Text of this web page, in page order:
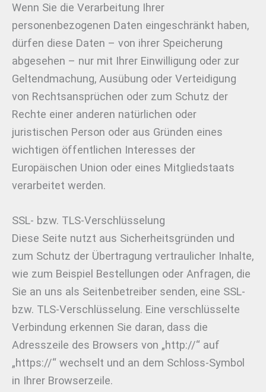
Wenn Sie die Verarbeitung Ihrer
personenbezogenen Daten eingeschränkt haben,
dürfen diese Daten – von ihrer Speicherung
abgesehen – nur mit Ihrer Einwilligung oder zur
Geltendmachung, Ausübung oder Verteidigung
von Rechtsansprüchen oder zum Schutz der
Rechte einer anderen natürlichen oder
juristischen Person oder aus Gründen eines
wichtigen öffentlichen Interesses der
Europäischen Union oder eines Mitgliedstaats
verarbeitet werden.
SSL- bzw. TLS-Verschlüsselung
Diese Seite nutzt aus Sicherheitsgründen und
zum Schutz der Übertragung vertraulicher Inhalte,
wie zum Beispiel Bestellungen oder Anfragen, die
Sie an uns als Seitenbetreiber senden, eine SSL-
bzw. TLS-Verschlüsselung. Eine verschlüsselte
Verbindung erkennen Sie daran, dass die
Adresszeile des Browsers von „http://“ auf
„https://“ wechselt und an dem Schloss-Symbol
in Ihrer Browserzeile.